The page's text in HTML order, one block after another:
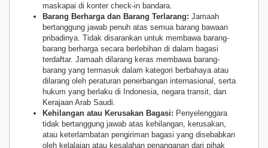
maskapai di konter check-in bandara.
Barang Berharga dan Barang Terlarang: Jamaah
bertanggung jawab penuh atas semua barang bawaan
pribadinya. Tidak disarankan untuk membawa barang-
barang berharga secara berlebihan di dalam bagasi
terdaftar. Jamaah dilarang keras membawa barang-
barang yang termasuk dalam kategori berbahaya atau
dilarang oleh peraturan penerbangan internasional, serta
hukum yang berlaku di Indonesia, negara transit, dan
Kerajaan Arab Saudi.
Kehilangan atau Kerusakan Bagasi: Penyelenggara
tidak bertanggung jawab atas kehilangan, kerusakan,
atau keterlambatan pengiriman bagasi yang disebabkan
oleh kelalaian atau kesalahan penanganan dari pihak